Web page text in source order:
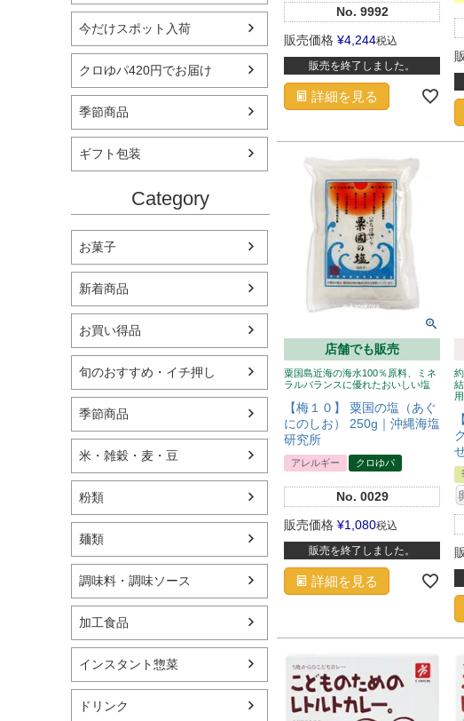
今だけスポット入荷
クロゆパ420円でお届け
季節商品
ギフト包装
Category
お菓子
新着商品
お買い得品
旬のおすすめ・イチ押し
季節商品
米・雑穀・麦・豆
粉類
麺類
調味料・調味ソース
加工食品
インスタント惣菜
ドリンク
No. 9992
販売価格 ¥4,244税込
販売を終了しました。
詳細を見る
店舗でも販売
粟国島近海の海水100％原料、ミネ
ラルバランスに優れたおいしい塩
【梅１０】 粟国の塩（あぐ
にのしお） 250g｜沖縄海塩
研究所
アレルギー クロゆパ
No. 0029
販売価格 ¥1,080税込
販売を終了しました。
詳細を見る
用